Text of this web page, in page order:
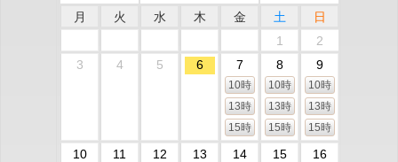
月 火 水 木 金 土
日
1
2
3
4 5 6 7
10時
13時
15時
8
10時
13時
15時
9
10時
13時
15時
10 11 12 13 14 15 16